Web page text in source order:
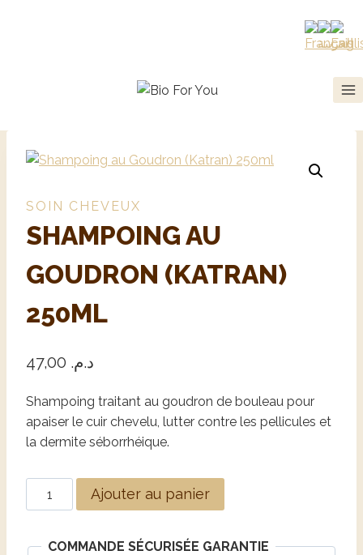
SOIN CHEVEUX
SHAMPOING AU
GOUDRON (KATRAN)
250ML
د.م.
Shampoing traitant au goudron de bouleau pour
apaiser le cuir chevelu, lutter contre les pellicules et
la dermite séborrhéique.
Ajouter au panier
COMMANDE SÉCURISÉE GARANTIE